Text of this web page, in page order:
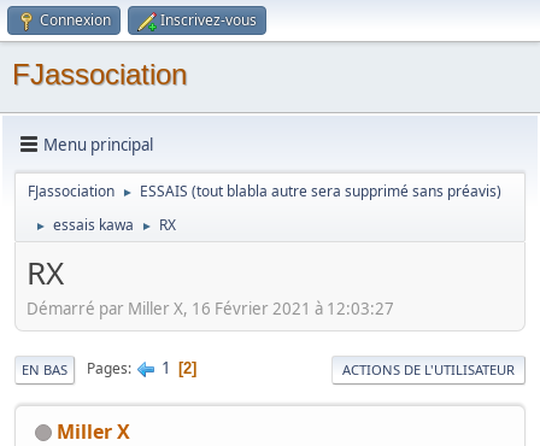
Connexion Inscrivez-vous
FJassociation
Menu principal
FJassociation ► ESSAIS (tout blabla autre sera supprimé sans préavis)
► essais kawa ► RX
RX
Démarré par Miller X, 16 Février 2021 à 12:03:27
EN BAS Pages 1 2 ACTIONS DE L'UTILISATEUR
Miller X